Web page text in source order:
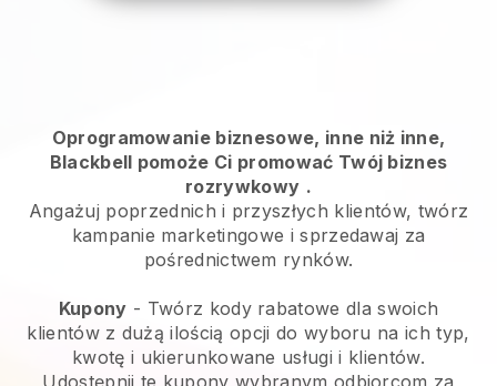
Oprogramowanie biznesowe, inne niż inne,
Blackbell pomoże Ci promować Twój biznes
rozrywkowy .
Angażuj poprzednich i przyszłych klientów, twórz
kampanie marketingowe i sprzedawaj za
pośrednictwem rynków.
Kupony - Twórz kody rabatowe dla swoich
klientów z dużą ilością opcji do wyboru na ich typ,
kwotę i ukierunkowane usługi i klientów.
Udostępnij te kupony wybranym odbiorcom za